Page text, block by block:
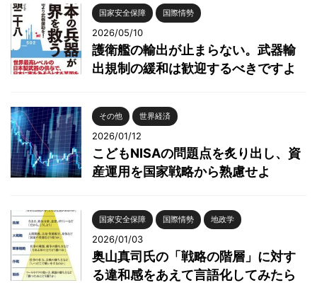
国家安全保障 国際情勢
2026/05/10
護衛艦の輸出が止まらない。武器輸
出規制の緩和は歓迎するべきですよ
その他 世界経済
2026/01/12
こどもNISAの問題点を炙り出し、資
産運用を国家戦略から熟慮せよ
国家安全保障 国際情勢 地政学
2026/01/03
奥山真司氏の「戦略の階層」に対す
る違和感をあえて言語化してみたら